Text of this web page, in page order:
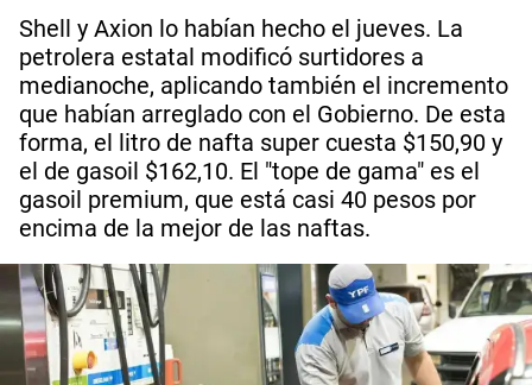
Shell y Axion lo habían hecho el jueves. La
petrolera estatal modificó surtidores a
medianoche, aplicando también el incremento
que habían arreglado con el Gobierno. De esta
forma, el litro de nafta super cuesta $150,90 y
el de gasoil $162,10. El "tope de gama" es el
gasoil premium, que está casi 40 pesos por
encima de la mejor de las naftas.